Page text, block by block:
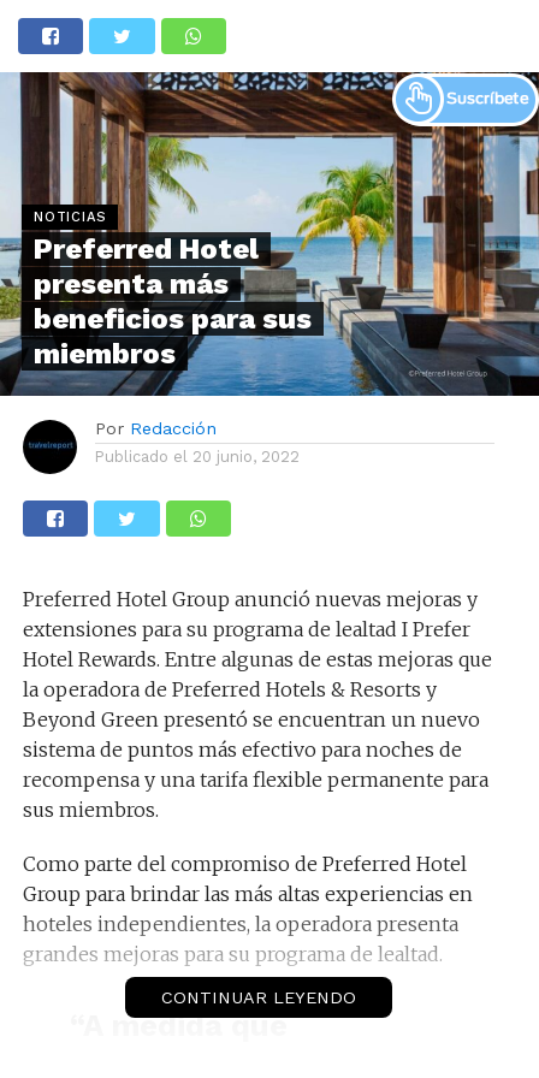
NOTICIAS
Preferred Hotel
presenta más
beneficios para sus
miembros
Por Redacción
Publicado el 20 junio, 2022
Preferred Hotel Group anunció nuevas mejoras y
extensiones para su programa de lealtad I Prefer
Hotel Rewards. Entre algunas de estas mejoras que
la operadora de Preferred Hotels & Resorts y
Beyond Green presentó se encuentran un nuevo
sistema de puntos más efectivo para noches de
recompensa y una tarifa flexible permanente para
sus miembros.
Como parte del compromiso de Preferred Hotel
Group para brindar las más altas experiencias en
hoteles independientes, la operadora presenta
grandes mejoras para su programa de lealtad.
“A medida que
CONTINUAR LEYENDO